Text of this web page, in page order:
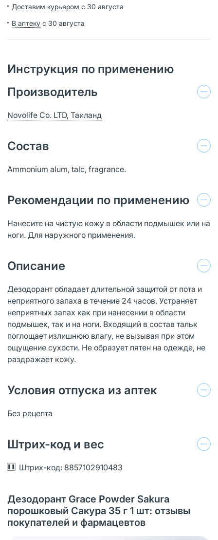
Доставим курьером с 30 августа
В аптеку с 30 августа
Инструкция по применению
Производитель
Novolife Co. LTD, Таиланд
Состав
Аmmonium alum, talc, fragrance.
Рекомендации по применению
Нанесите на чистую кожу в области подмышек или на
ноги. Для наружного применения.
Описание
Дезодорант обладает длительной защитой от пота и
неприятного запаха в течение 24 часов. Устраняет
неприятных запах как при нанесении в области
подмышек, так и на ноги. Входящий в состав тальк
поглощает излишнюю влагу, не вызывая при этом
ощущение сухости. Не образует пятен на одежде, не
раздражает кожу.
Условия отпуска из аптек
Без рецепта
Штрих-код и вес
Штрих-код: 8857102910483
Дезодорант Grace Powder Sakura
порошковый Сакура 35 г 1 шт: отзывы
покупателей и фармацевтов